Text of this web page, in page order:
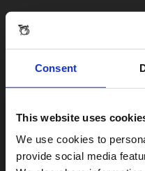
Consent
This website uses
We use cookies to
provide social media
Visiting from